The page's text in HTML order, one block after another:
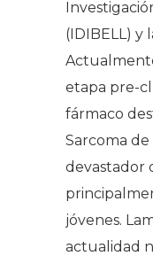
(IDIBELL) y
etapa pre-
fármaco
Sarcoma
devastador
jóvenes.
actualidad